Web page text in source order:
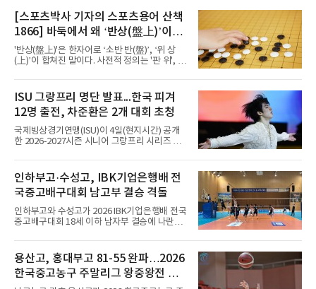
지휘하는 방안까지 논의했으나 협상 끝에 클럽
에 전념하게 됐다. 카보베르데축구협회도 같은
날 사임을 알리며 후임 선임 작업이 순조롭게 진
행 중이라고 밝혔다.그가 남긴 성과는 뚜렷하다.
아프리카 서쪽 섬나라 카보베르데는 첫 출전한
2026 북중미 월드컵에서 스페
[스포츠박사 기자의 스포츠용어 산책
1866] 바둑에서 왜 ‘반상(盤上)’이라
말할까
'반상(盤上)'은 한자어로 ‘소반 반(盤)’, ‘위 상
(上)’이 합쳐진 말이다. 사전적 정의는 '판 위', '바
상(盤上)이 단순히 '판 위에서'라는 일반적인 의
미로도 쓰였지만, 바둑 문화가 발달하면서 '바둑
판 위', 더 나아가 '바둑의 세계', '대국이 벌어지
는 공간'을 가리키는 전문 용어로 정착했다. 우리
나라에서도 같은 의미로 받아들여져 ‘반상의 승
부’, ‘반상의 고수’, ‘반상에 앉다’, ‘반상의 철학’
등의 표현을 쓴다.반상(盤上)은 오늘날 바둑을
왕조실록에서 반상(盤上)은 확인되지만,
ISU 그랑프리 명단 발표...한국 피겨
12명 출전, 차준환은 2개 대회 초청
국제빙상경기연맹(ISU)이 4일(현지시간) 공개
한 2026-2027시즌 시니어 그랑프리 시리즈 명
준환(서울시청), 서민규, 김현겸과 여자 싱글 김
채연, 김유재, 이해인, 신지아, 김유성, 윤서진,
윤아선, 김서영, 유영이다.이 가운데 차준환과
서민규, 김채연, 김유재, 이해인, 신지아 6명은 2
개 대회에 초청됐고 나머지는 한 차례만 나선다.
시리즈는 6개 대회로 치러지며 합산 성적 상위 6
명이 그랑프리 파이널에 오른다.차준환은 3차
됐다. 밀라노·코르티나담페초 동계 올림픽에서
한국 남자 싱글 역대 최고
인하부고·수성고, IBK기업은행배 전
국중고배구대회 남고부 결승 격돌
인하부고와 수성고가 2026 IBK기업은행배 전국
중고배구대회 18세 이하 남자부 결승에 나란히
하부고는 5일 충북 제천실내체육관에서 열린 대
회 남자 18세 이하부 준결승에서 남성고를 세트
스코어 3-1(25-17, 17-25, 25-21, 25-17)로 꺾
고 결승행 티켓을 따냈다. 인하부고는 높은 공격
성공률을 앞세워 경기 주도권을 잡으며 승리를
용산고, 홍대부고 81-55 완파…2026
한국중고농구 주말리그 왕중왕전 첫